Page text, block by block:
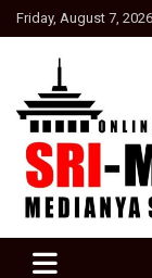
Skip
to
Friday, August 7, 2026
SRI